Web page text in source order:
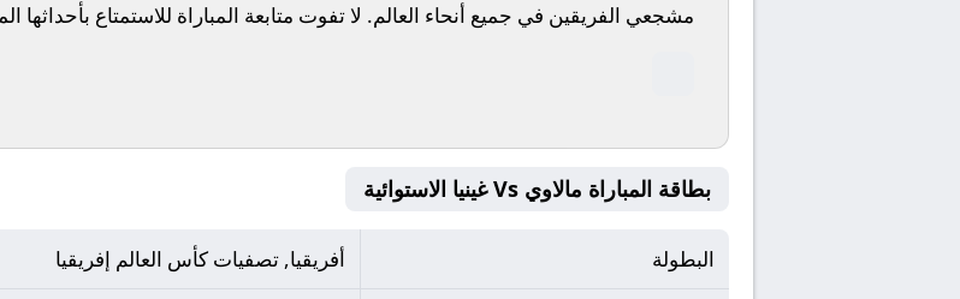
مشجعي الفريقين في جميع أنحاء العالم. لا تفوت متابعة المباراة للاستمتاع
بطاقة المباراة مالاوي Vs غينيا الاستوائية
البطولة أفريقيا, تصفيات كأس العالم إفريقيا